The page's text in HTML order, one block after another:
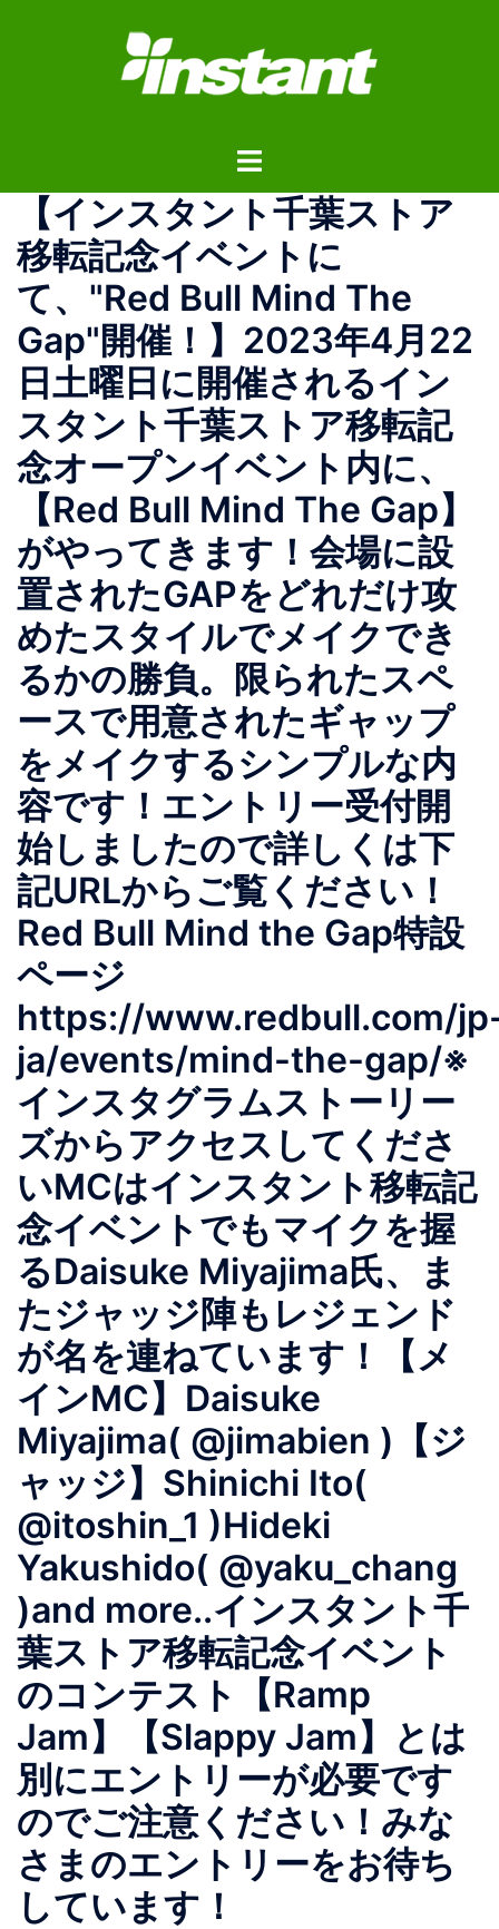
ス
ト
ル
メ
ニ
ー
【インスタント千葉ストア
移転記念イベントに
て、"Red Bull Mind The
Gap"開催！】2023年4月22
日土曜日に開催されるイン
スタント千葉ストア移転記
念オープンイベント内に、
【Red Bull Mind The Gap】
がやってきます！会場に設
置されたGAPをどれだけ攻
めたスタイルでメイクでき
るかの勝負。限られたスペ
ースで用意されたギャップ
をメイクするシンプルな内
容です！エントリー受付開
始しましたので詳しくは下
記URLからご覧ください！
Red Bull Mind the Gap特設
ページ
https://www.redbull.com/
ja/events/mind-the-gap/※
インスタグラムストーリー
ズからアクセスしてくださ
いMCはインスタント移転記
念イベントでもマイクを握
るDaisuke Miyajima氏、ま
たジャッジ陣もレジェンド
が名を連ねています！【メ
インMC】Daisuke
Miyajima( @jimabien )【ジ
ャッジ】Shinichi Ito(
@itoshin_1 )Hideki
Yakushido( @yaku_chang
)and more..インスタント千
葉ストア移転記念イベント
のコンテスト【Ramp
Jam】【Slappy Jam】とは
別にエントリーが必要です
のでご注意ください！みな
さまのエントリーをお待ち
しています！